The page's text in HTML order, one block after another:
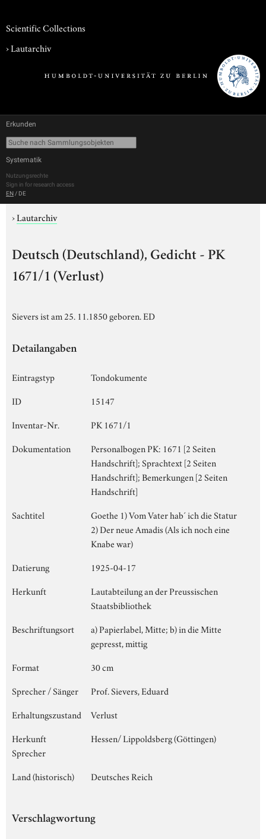
Scientific Collections
›Lautarchiv
Erkunden
Systematik
Nutzungsrechte
Sign in for research access
EN / DE
›Lautarchiv
Deutsch (Deutschland), Gedicht - PK
1671/1 (Verlust)
Sievers ist am 25. 11.1850 geboren. ED
Detailangaben
Eintragstyp
Tondokumente
ID
15147
Inventar-Nr.
PK 1671/1
Dokumentation
Personalbogen PK: 1671 [2 Seiten
Handschrift]; Sprachtext [2 Seiten
Handschrift]; Bemerkungen [2 Seiten
Handschrift]
Sachtitel
Goethe 1) Vom Vater hab´ ich die Statur
2) Der neue Amadis (Als ich noch eine
Knabe war)
Datierung
1925-04-17
Herkunft
Lautabteilung an der Preussischen
Staatsbibliothek
Beschriftungsort
a) Papierlabel, Mitte; b) in die Mitte
gepresst, mittig
Format
30 cm
Sprecher / Sänger
Prof. Sievers, Eduard
Erhaltungszustand
Verlust
Herkunft
Sprecher
Hessen/ Lippoldsberg (Göttingen)
Land (historisch) Deutsches Reich
Verschlagwortung